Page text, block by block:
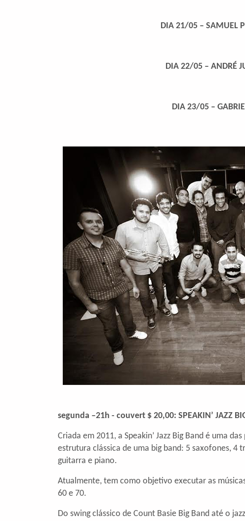
DIA 21/05 – SAMUEL
DIA 22/05 – ANDRÉ
DIA 23/05 –
segunda –21h - couvert $ 20,00: SPEAKIN’ JAZZ
Criada em 2011, a Speakin’ Jazz Big Band é uma
estrutura clássica de uma big band: 5 saxofones,
guitarra e piano.
Atualmente, tem como objetivo executar as
60 e 70.
Do swing clássico de Count Basie Big Band até o